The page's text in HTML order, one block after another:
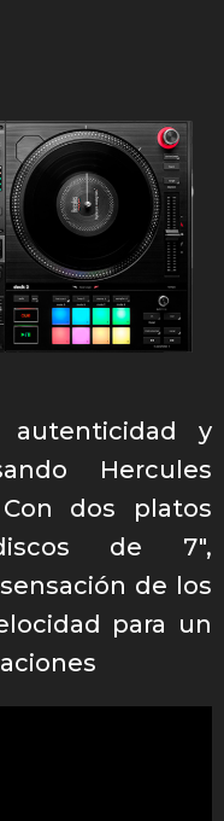
y
Hercules
dos platos
de 7″,
de los
para un